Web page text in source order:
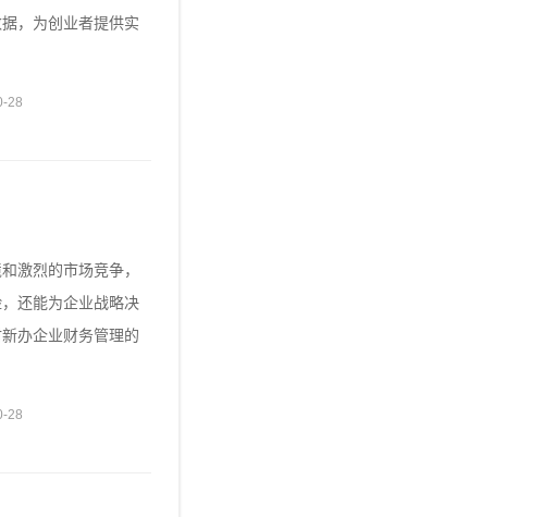
，为创业者提供实
28
激烈的市场竞争，
还能为企业战略决
办企业财务管理的
28